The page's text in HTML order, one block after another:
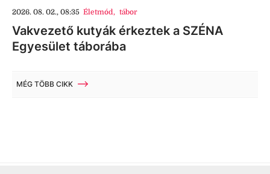
2026. 08. 02., 08:35 Életmód, tábor
Vakvezető kutyák érkeztek a SZÉNA
Egyesület táborába
MÉG TÖBB CIKK